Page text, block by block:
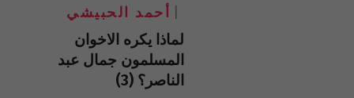
أحمد الحبيشي
لماذا يكره الاخوان
المسلمون جمال عبد
الناصر؟ (3)